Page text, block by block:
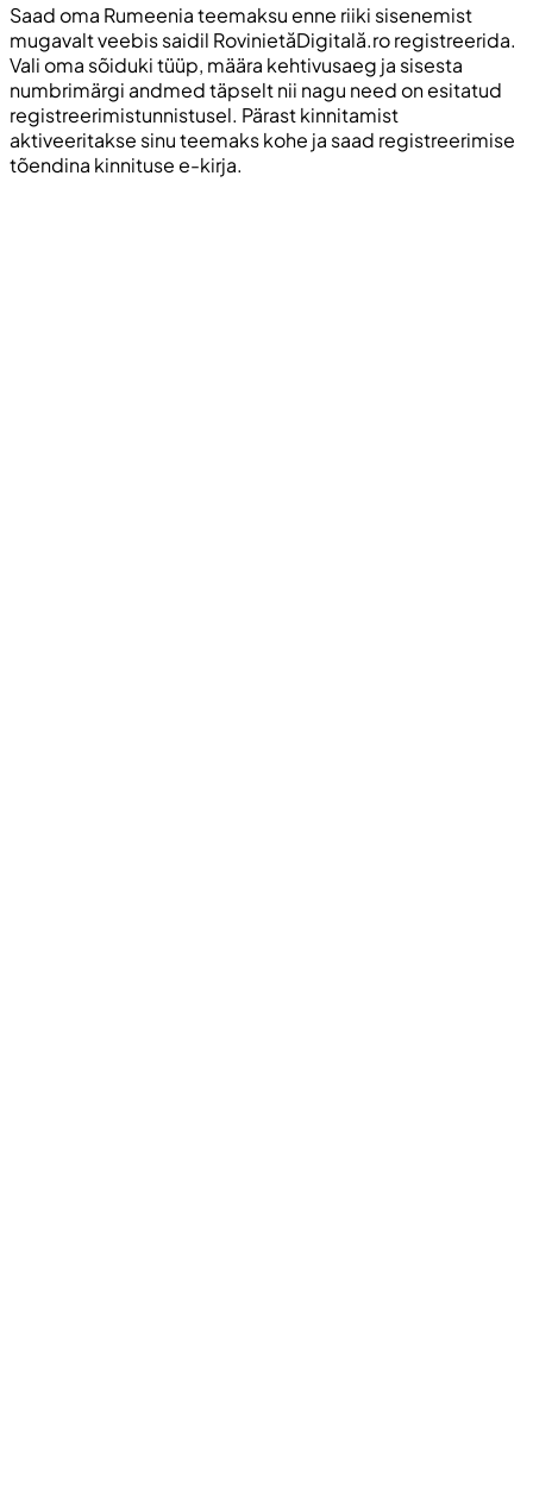
Saad oma Rumeenia teemaksu enne riiki sisenemist
mugavalt veebis saidil RovinietăDigitală.ro registreerida.
Vali oma sõiduki tüüp, määra kehtivusaeg ja sisesta
numbrimärgi andmed täpselt nii nagu need on esitatud
registreerimistunnistusel. Pärast kinnitamist
aktiveeritakse sinu teemaks kohe ja saad registreerimise
tõendina kinnituse e-kirja.